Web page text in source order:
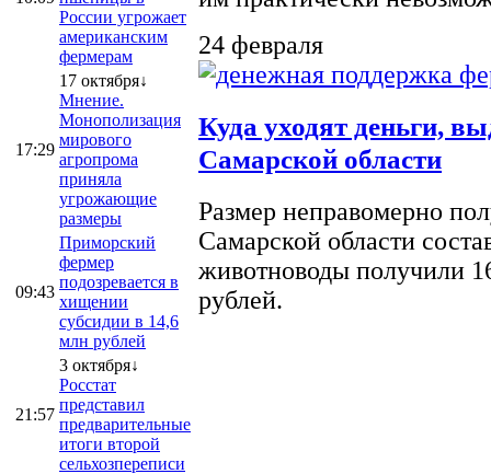
России угрожает
американским
фермерам
17:29
17 октября↓
Мнение.
Монополизация
мирового
агропрома
приняла
угрожающие
размеры
09:43
Приморский
фермер
подозревается в
хищении
субсидии в 14,6
млн рублей
21:57
3 октября↓
Росстат
представил
предварительные
итоги второй
сельхозпереписи
24 февраля
Куда уходят деньги,
Самарской области
Размер неправомерно
Самарской области
животноводы получили
рублей.